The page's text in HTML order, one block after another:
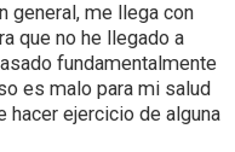
general, me llega con
que no he llegado a
fundamentalmente
es malo para mi salud
hacer ejercicio de alguna